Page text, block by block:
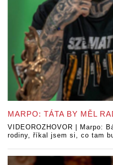
MARPO: TÁTA BY MĚL
VIDEOROZHOVOR | Marpo:
rodiny, říkal jsem si, co tam